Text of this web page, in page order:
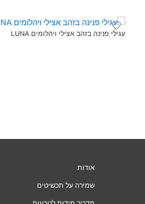
עגילי פנינה בזהב אצילי ויהלומים LUNA‎
אודות
שמירה על תכשיטים